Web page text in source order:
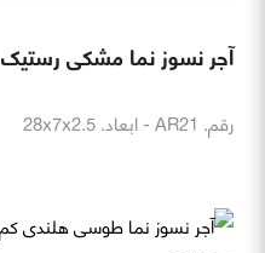
آجر نسوز نما مشکی رستیک AR21
رقم. AR21 - ابعاد. 28x7x2.5